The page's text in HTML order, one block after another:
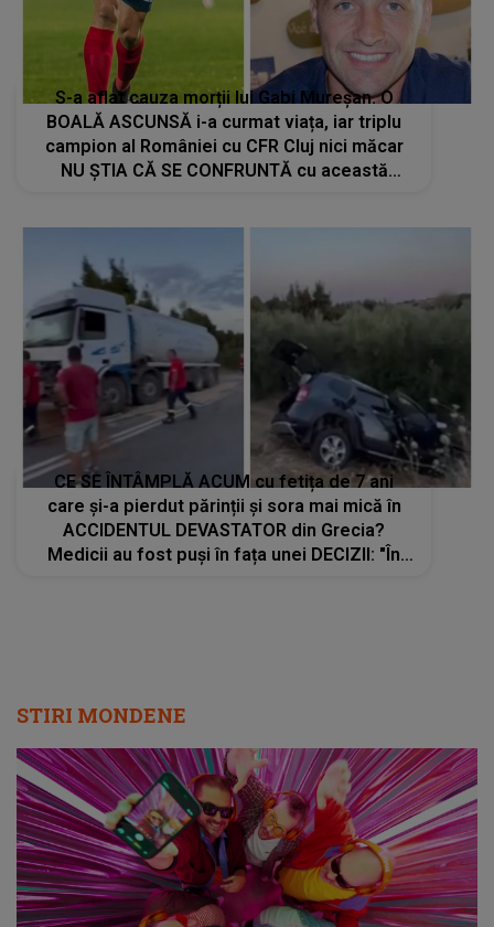
S-a aflat cauza morții lui Gabi Mureșan. O
BOALĂ ASCUNSĂ i-a curmat viața, iar triplu
campion al României cu CFR Cluj nici măcar
NU ȘTIA CĂ SE CONFRUNTĂ cu această
CE SE ÎNTÂMPLĂ ACUM cu fetița de 7 ani
care și-a pierdut părinții și sora mai mică în
ACCIDENTUL DEVASTATOR din Grecia?
Medicii au fost puși în fața unei DECIZII: "În
STIRI MONDENE